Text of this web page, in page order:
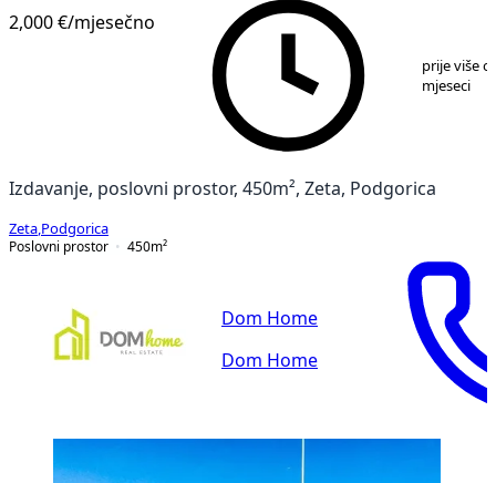
2,000 €/mjesečno
prije više
mjeseci
Izdavanje, poslovni prostor, 450m², Zeta, Podgorica
Zeta Podgorica
Poslovni prostor
450m²
Dom Home
Dom Home